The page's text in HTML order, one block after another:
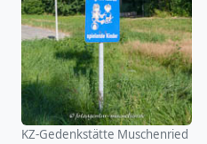
KZ-Gedenkstätte Muschenried